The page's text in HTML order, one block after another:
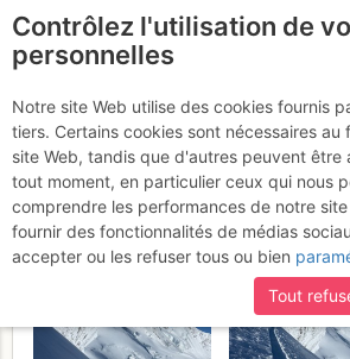
Ulrichshorn :
depuis la cabane
Samedi 9 mai 2026
Contrôlez l'utilisation de
personnelles
Notre site Web utilise des cookies fournis
tiers. Certains cookies sont nécessaires au
site Web, tandis que d'autres peuvent être
tout moment, en particulier ceux qui nous
comprendre les performances de notre
fournir des fonctionnalités de médias
accepter ou les refuser tous ou bien
Tout